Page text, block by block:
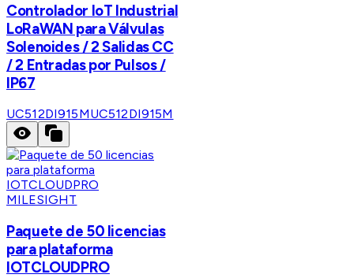
Controlador IoT Industrial
LoRaWAN para Válvulas
Solenoides / 2 Salidas CC
/ 2 Entradas por Pulsos /
IP67
UC512DI915MUC512DI915M
MILESIGHT
Paquete de 50 licencias
para plataforma
IOTCLOUDPRO